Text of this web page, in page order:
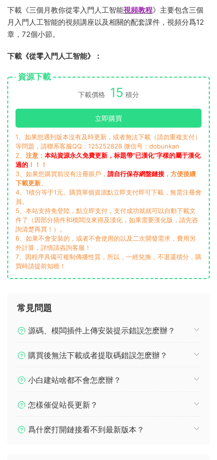
下載《三個月教你從零入門人工智能視頻教程》主要包含三個
月入門人工智能的視頻講座以及相關的配套課件，視頻分爲12
章，72個小節。
下載《從零入門人工智能》：
資源下載
下載價格 15 積分
立即購買
1、如果您遇到版本沒有及時更新，或者無法下載（請勿重複支付）
等問題，請聯系客服QQ：125252828 微信号：dobunkan
2、 注意： 本站資源永久免費更新，标題帶“已漢化”字樣的屬于漢化
過的 ！！！
3、如果您購買前沒有注冊賬戶， 請自行保存網盤鏈接 ，方便後續
下載更新。
4、1積分等于1元。購買單個資源點立即支付即可下載，無需注冊會
員。
5、本站支持免登陸，點立即支付，支付成功就就可以自動下載文
件了（因部分插件和模闆沒來得及漢化，如果需要漢化版，請先咨
詢清楚再買！）。
6、如果不會安裝的，或者不會使用的以及二次開發需求，費用另
外計算，詳情請咨詢客服！
7、因程序具備可複制傳播性質，所以，一經兌換，不退還積分，購
買時請提前知曉！
常見問題
源碼、模闆插件上傳安裝提示錯誤怎麽辦？
購買後無法下載或者提取碼錯誤怎麽辦？
小白建站啥都不會怎麽辦？
怎樣催促站長更新？
爲什麽打開鏈接看不到最新版本？